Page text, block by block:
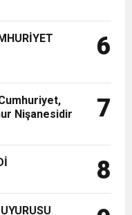
6
Nişanesidir
7
8